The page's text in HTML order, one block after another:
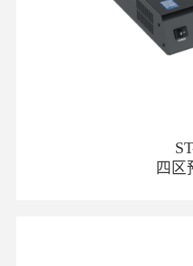
四区